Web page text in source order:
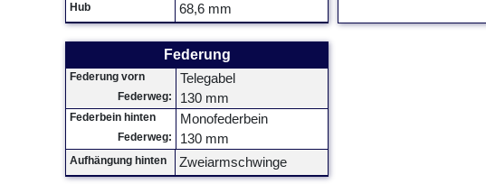
Hub 68,6 mm
Federung
Federung vorn Telegabel
Federweg: 130 mm
Federbein hinten Monofederbein
Federweg: 130 mm
Aufhängung hinten Zweiarmschwinge